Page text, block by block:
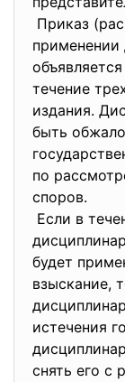
Приказ
применении
течение
издания.
быть
по
споров.
Если в
будет
взыскание,
истечения
снять его с